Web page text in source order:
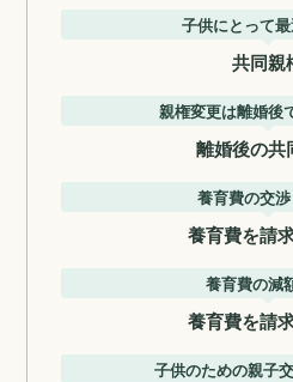
子供にとって
共同親
親権変更は離婚後
離婚後の共
養育費の交
養育費を請
養育費の減
養育費を請
子供のための親子